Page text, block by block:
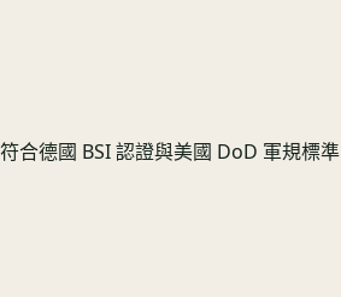
符合德國 BSI 認證與美國 DoD 軍規標準